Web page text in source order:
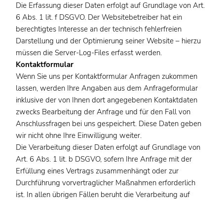
Die Erfassung dieser Daten erfolgt auf Grundlage von Art.
6 Abs. 1 lit. f DSGVO. Der Websitebetreiber hat ein
berechtigtes Interesse an der technisch fehlerfreien
Darstellung und der Optimierung seiner Website – hierzu
müssen die Server-Log-Files erfasst werden.
Kontaktformular
Wenn Sie uns per Kontaktformular Anfragen zukommen
lassen, werden Ihre Angaben aus dem Anfrageformular
inklusive der von Ihnen dort angegebenen Kontaktdaten
zwecks Bearbeitung der Anfrage und für den Fall von
Anschlussfragen bei uns gespeichert. Diese Daten geben
wir nicht ohne Ihre Einwilligung weiter.
Die Verarbeitung dieser Daten erfolgt auf Grundlage von
Art. 6 Abs. 1 lit. b DSGVO, sofern Ihre Anfrage mit der
Erfüllung eines Vertrags zusammenhängt oder zur
Durchführung vorvertraglicher Maßnahmen erforderlich
ist. In allen übrigen Fällen beruht die Verarbeitung auf